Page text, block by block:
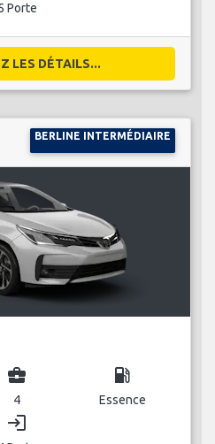
Porte
LES DÉTAILS...
BERLINE INTERMÉDIAIRE
business_center
4
local_gas_station
Essence
login